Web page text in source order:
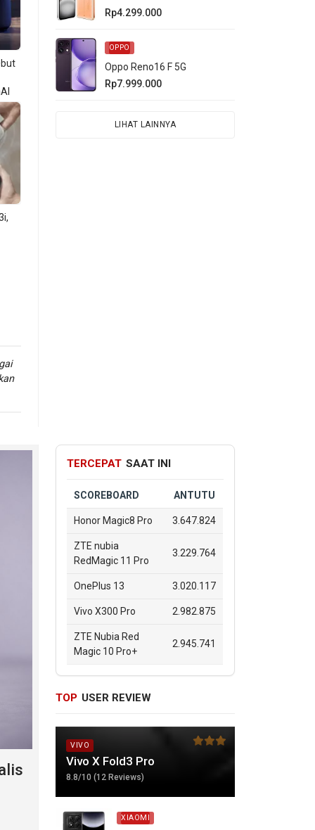
Rp4.299.000
OPPO
Oppo Reno16 F 5G
Rp7.999.000
LIHAT LAINNYA
TERCEPAT SAAT INI
SCOREBOARD ANTUTU
Honor Magic8 Pro 3.647.824
ZTE nubia
RedMagic 11 Pro
3.229.764
OnePlus 13 3.020.117
Vivo X300 Pro 2.982.875
ZTE Nubia Red
Magic 10 Pro+
2.945.741
TOP USER REVIEW
VIVO
Vivo X Fold3 Pro
8.8/10 (12 Reviews)
XIAOMI